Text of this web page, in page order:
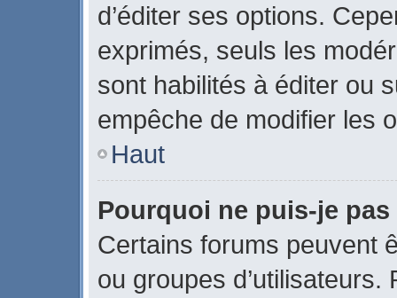
d’éditer ses options.
exprimés, seuls les
sont habilités à éditer ou
empêche de modifier les
Haut
Pourquoi ne puis-je
Certains forums peuvent
ou groupes